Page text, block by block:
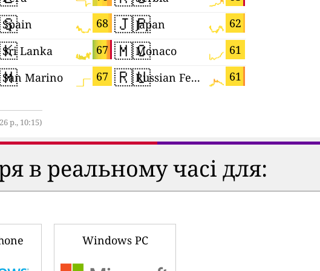
68
Spain
67
Sri Lanka
67
San Marino
🇯🇵 62
Japan
🇲🇨 61
Monaco
🇷🇺 61
Russian Federation
р., 10:15)
в реальному часі для:
Windows PC